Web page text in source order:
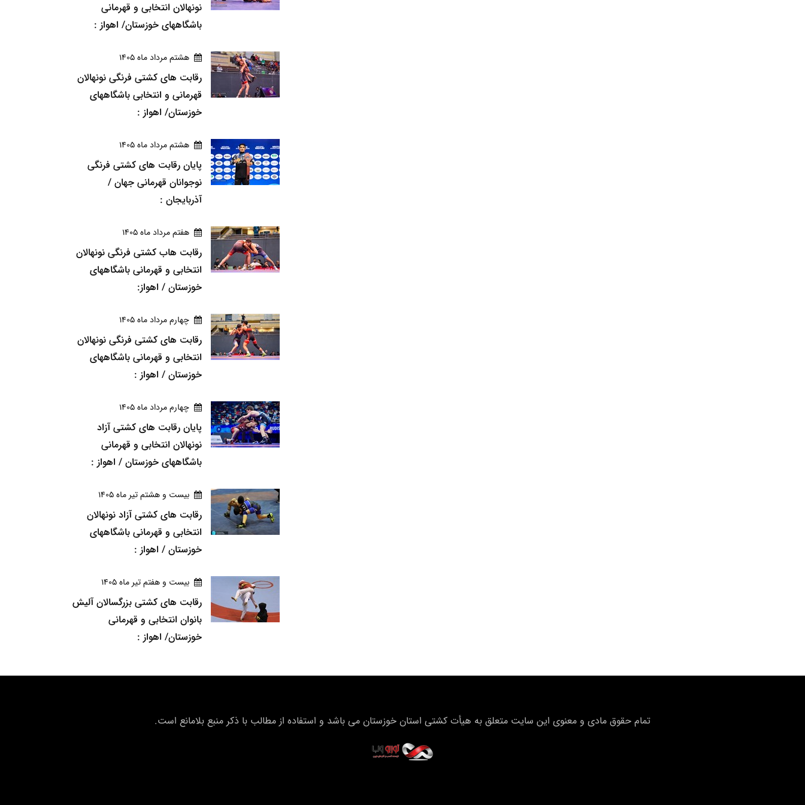
نونهالان انتخابی و قهرمانی
باشگاههای خوزستان/ اهواز :
هشتم مرداد ماه 1405
رقابت های کشتی فرنگی نونهالان
قهرمانی و انتخابی باشگاههای
خوزستان/ اهواز :
هشتم مرداد ماه 1405
پایان رقابت های کشتی فرنگی
نوجوانان قهرمانی جهان /
آذربایجان :
هفتم مرداد ماه 1405
رقابت هاب کشتی فرنگی نونهالان
انتخابی و قهرمانی باشگاههای
خوزستان / اهواز:
چهارم مرداد ماه 1405
رقابت های کشتی فرنگی نونهالان
انتخابی و قهرمانی باشگاههای
خوزستان / اهواز :
چهارم مرداد ماه 1405
پایان رقابت های کشتی آزاد
نونهالان انتخابی و قهرمانی
باشگاههای خوزستان / اهواز :
بيست و هشتم تير ماه 1405
رقابت های کشتی آزاد نونهالان
انتخابی و قهرمانی باشگاههای
خوزستان / اهواز :
بيست و هفتم تير ماه 1405
رقابت های کشتی بزرگسالان آلیش
بانوان انتخابی و قهرمانی
خوزستان/ اهواز :
تمام حقوق مادی و معنوی این سایت متعلق به هیأت كشتی استان خوزستان می باشد و استفاده از مطالب با ذکر منبع بلامانع است.